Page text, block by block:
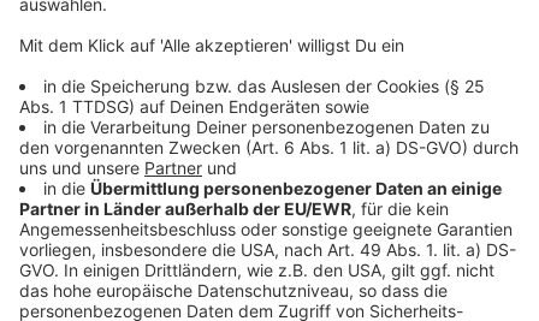
Leverkusener verbringen weniger Zeit auf der Arbeit
Das traditionelle Leverkusener "Street Life" startet
wieder
Anzeige